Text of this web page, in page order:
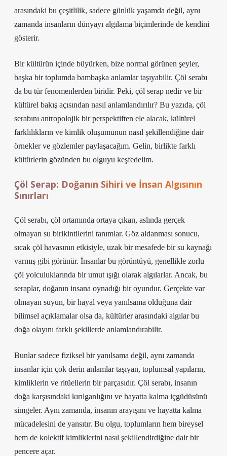
arasındaki bu çeşitlilik, sadece günlük yaşamda değil, aynı
zamanda insanların dünyayı algılama biçimlerinde de kendini
gösterir.
Bir kültürün içinde büyürken, bize normal görünen şeyler,
başka bir toplumda bambaşka anlamlar taşıyabilir. Çöl serabı
da bu tür fenomenlerden biridir. Peki, çöl serap nedir ve bir
kültürel bakış açısından nasıl anlamlandırılır? Bu yazıda, çöl
serabını antropolojik bir perspektiften ele alacak, kültürel
farklılıkların ve kimlik oluşumunun nasıl şekillendiğine dair
örnekler ve gözlemler paylaşacağım. Gelin, birlikte farklı
kültürlerin gözünden bu olguyu keşfedelim.
Çöl Serap: Doğanın Sihiri ve İnsan Algısının
Sınırları
Çöl serabı, çöl ortamında ortaya çıkan, aslında gerçek
olmayan su birikintilerini tanımlar. Göz aldanması sonucu,
sıcak çöl havasının etkisiyle, uzak bir mesafede bir su kaynağı
varmış gibi görünür. İnsanlar bu görüntüyü, genellikle zorlu
çöl yolculuklarında bir umut ışığı olarak algılarlar. Ancak, bu
seraplar, doğanın insana oynadığı bir oyundur. Gerçekte var
olmayan suyun, bir hayal veya yanılsama olduğuna dair
bilimsel açıklamalar olsa da, kültürler arasındaki algılar bu
doğa olayını farklı şekillerde anlamlandırabilir.
Bunlar sadece fiziksel bir yanılsama değil, aynı zamanda
insanlar için çok derin anlamlar taşıyan, toplumsal yapıların,
kimliklerin ve ritüellerin bir parçasıdır. Çöl serabı, insanın
doğa karşısındaki kırılganlığını ve hayatta kalma içgüdüsünü
simgeler. Aynı zamanda, insanın arayışını ve hayatta kalma
mücadelesini de yansıtır. Bu olgu, toplumların hem bireysel
hem de kolektif kimliklerini nasıl şekillendirdiğine dair bir
pencere açar.